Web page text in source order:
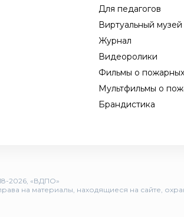
Для педагогов
Виртуальный музей
Журнал
Видеоролики
Фильмы о пожарных
Мультфильмы о
Брандистика
2026, «ВДПО»
на материалы, находящиеся на сайте,